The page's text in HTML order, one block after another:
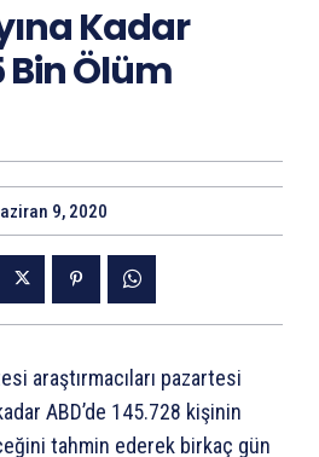
Kadar
Bin Ölüm
9, 2020
araştırmacıları pazartesi
ABD’de 145.728 kişinin
tahmin ederek birkaç gün